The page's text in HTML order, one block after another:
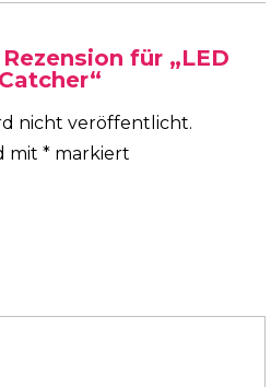
für „LED
nicht veröffentlicht.
mit * markiert